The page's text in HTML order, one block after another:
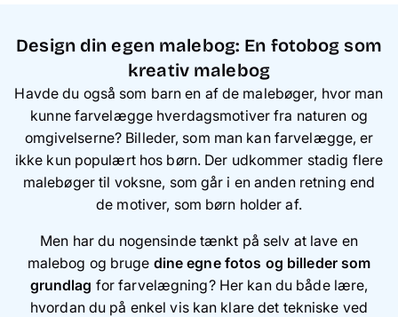
Design din egen malebog: En fotobog som
kreativ malebog
Havde du også som barn en af de malebøger, hvor man
kunne farvelægge hverdagsmotiver fra naturen og
omgivelserne? Billeder, som man kan farvelægge, er
ikke kun populært hos børn. Der udkommer stadig flere
malebøger til voksne, som går i en anden retning end
de motiver, som børn holder af.
Men har du nogensinde tænkt på selv at lave en
malebog og bruge dine egne fotos og billeder som
grundlag for farvelægning? Her kan du både lære,
hvordan du på enkel vis kan klare det tekniske ved